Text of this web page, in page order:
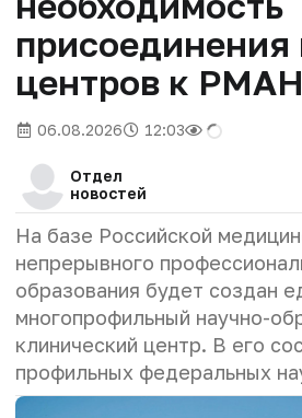
центров к
06.08.2026 12:03
Отдел
новостей
На базе Российской
непрерывного
образования будет создан
многопрофильный научно-
клинический центр. В его
профильных федеральных